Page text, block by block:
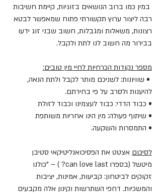
במין כמו ברוב הנושאים בזוגיות, קיימת חשיבות
רבה ליצור ערוץ תקשורתי פתוח שמאפשר לבטא
רצונות, משאלות ומגבלות, חשוב שבני זוג ידעו
בבירור מה חשוב לנו לתת ולקבל.
מספר נקודות הכרחיות לחיי מין טובים:
• שוויונות: לשניכם מותר לקבל ולתת הנאה,
להיענות ולסרב על פי בחירתם.
• כבוד הדדי: כבוד לעצמינו וכבוד לזולת
• שיתוף פעולה: מין הינו אחריות משותפת
• התמסרות והשקעה.
לסיכום אצטט את הפסיכואנליטיקאי סטיבן
מיטשל (בספרו can love last? ) – "כולנו
זקוקים לביטחון: קביעות, אמינות, יציבות
והמשכיות. דחפי השתרשות וקינון אלה מקבעים